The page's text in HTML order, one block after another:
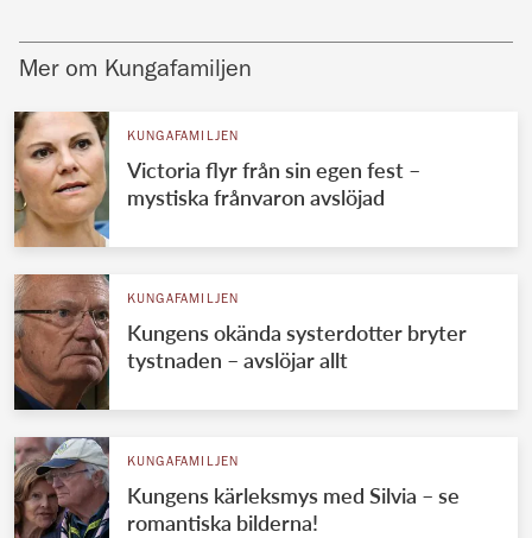
Mer om Kungafamiljen
KUNGAFAMILJEN
Victoria flyr från sin egen fest –
mystiska frånvaron avslöjad
KUNGAFAMILJEN
Kungens okända systerdotter bryter
tystnaden – avslöjar allt
KUNGAFAMILJEN
Kungens kärleksmys med Silvia – se
romantiska bilderna!